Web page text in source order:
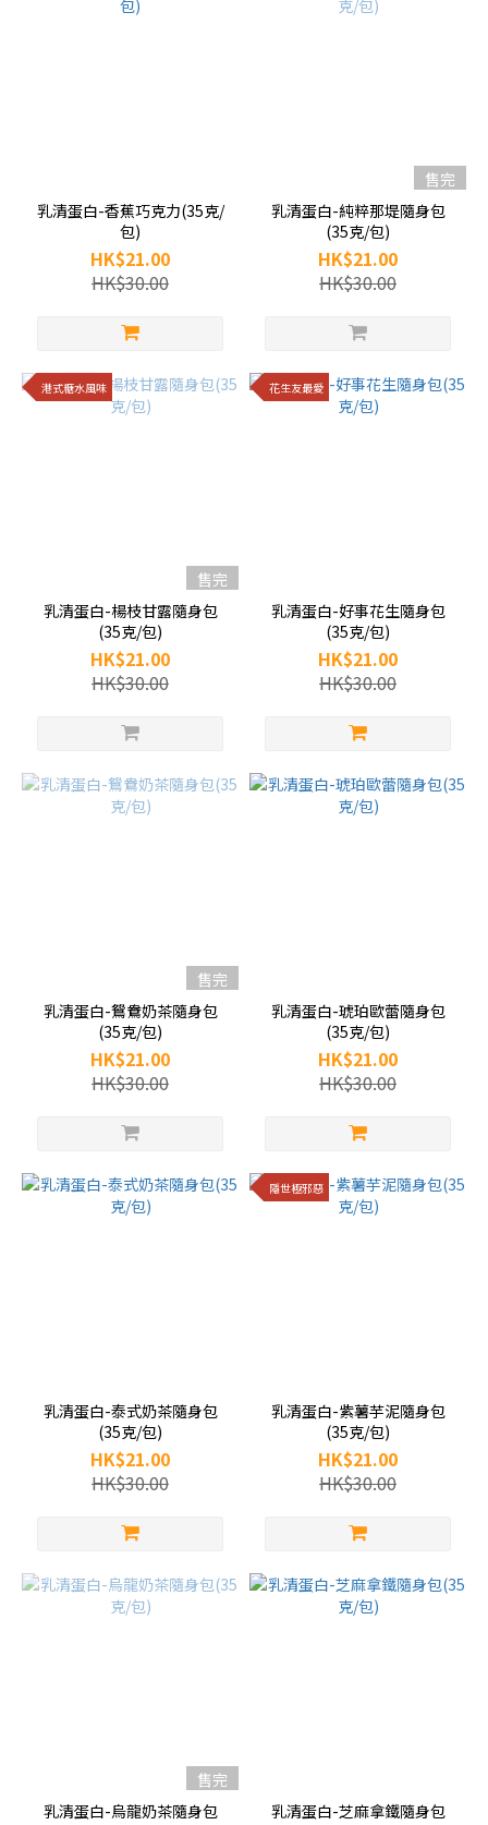
乳清蛋白-香蕉巧克力(35克/
包)
HK$21.00
HK$30.00
售完
乳清蛋白-純粹那堤隨身包
(35克/包)
HK$21.00
HK$30.00
港式糖水風味
售完
乳清蛋白-楊枝甘露隨身包
(35克/包)
HK$21.00
HK$30.00
花生友最愛
乳清蛋白-好事花生隨身包
(35克/包)
HK$21.00
HK$30.00
售完
乳清蛋白-鴛鴦奶茶隨身包
(35克/包)
HK$21.00
HK$30.00
乳清蛋白-琥珀歐蕾隨身包
(35克/包)
HK$21.00
HK$30.00
乳清蛋白-泰式奶茶隨身包
(35克/包)
HK$21.00
HK$30.00
隱世極邪惡
乳清蛋白-紫薯芋泥隨身包
(35克/包)
HK$21.00
HK$30.00
售完
乳清蛋白-烏龍奶茶隨身包
乳清蛋白-芝麻拿鐵隨身包